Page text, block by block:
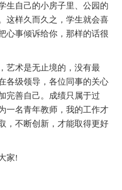
生自己的小房子里、公园的
这样久而久之，学生就会喜
心事倾诉给你，那样的话很
术是无止境的，没有最
各级领导，各位同事的关心
完善自己。成绩只属于过
一名青年教师，我的工作才
，不断创新，才能取得更好
家!